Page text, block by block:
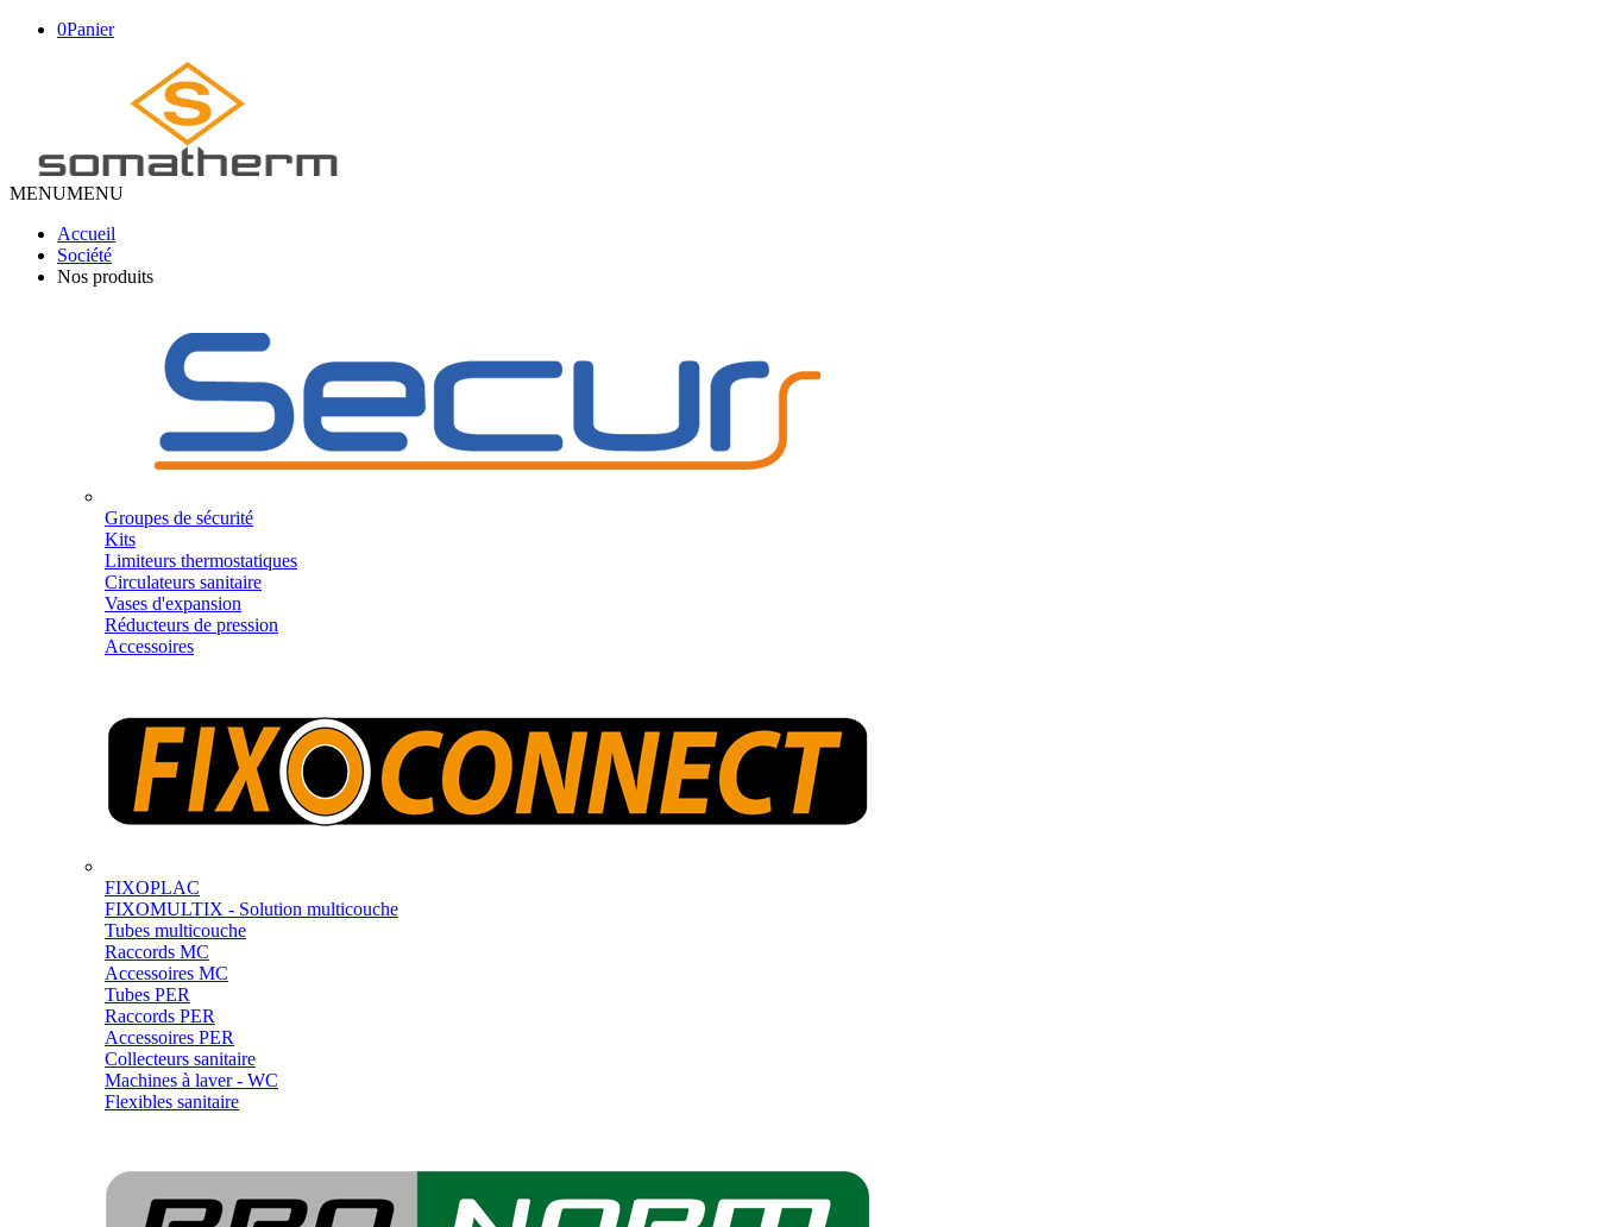
0Panier
MENUMENU
Accueil
Société
Nos produits
Groupes de sécurité
Kits
Limiteurs thermostatiques
Circulateurs sanitaire
Vases d'expansion
Réducteurs de pression
Accessoires
FIXOPLAC
FIXOMULTIX - Solution multicouche
Tubes multicouche
Raccords MC
Accessoires MC
Tubes PER
Raccords PER
Accessoires PER
Collecteurs sanitaire
Machines à laver - WC
Flexibles sanitaire